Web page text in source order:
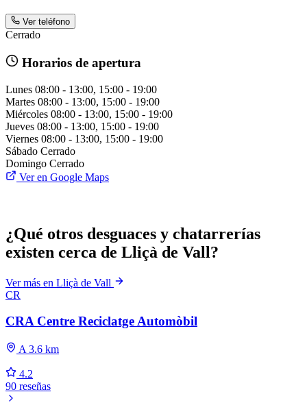
Ver teléfono
Cerrado
Horarios de apertura
Lunes 08:00 - 13:00, 15:00 - 19:00
Martes 08:00 - 13:00, 15:00 - 19:00
Miércoles 08:00 - 13:00, 15:00 - 19:00
Jueves 08:00 - 13:00, 15:00 - 19:00
Viernes 08:00 - 13:00, 15:00 - 19:00
Sábado Cerrado
Domingo Cerrado
Ver en Google Maps
¿Qué otros desguaces y chatarrerías
existen cerca de Lliçà de Vall?
Ver más en Lliçà de Vall
CR
CRA Centre Reciclatge Automòbil
A 3.6 km
4.2
90 reseñas